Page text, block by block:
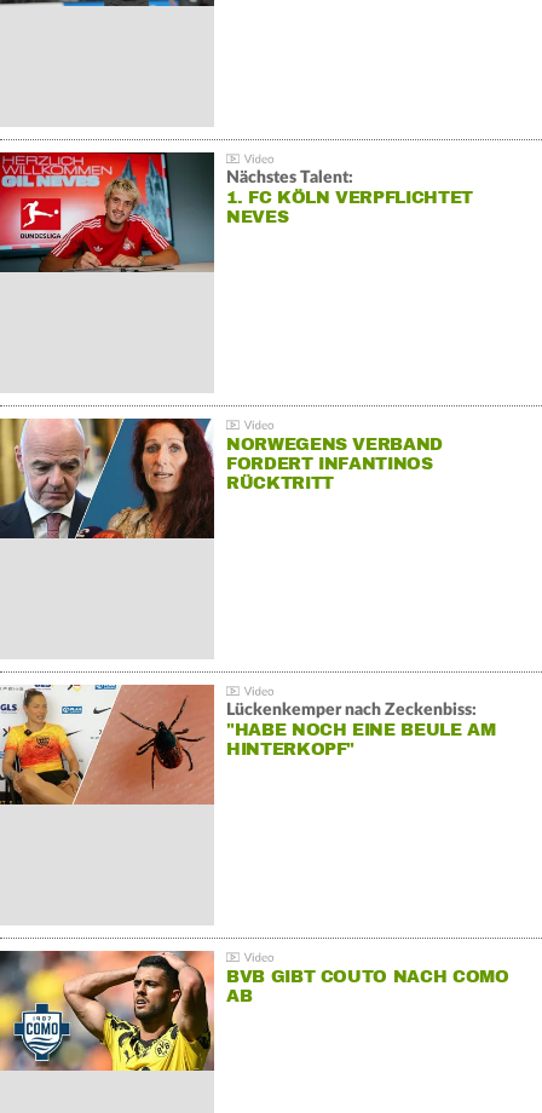
Nächstes Talent:
1. FC KÖLN VERPFLICHTET
NEVES
NORWEGENS VERBAND
FORDERT INFANTINOS
RÜCKTRITT
Lückenkemper nach Zeckenbiss:
"HABE NOCH EINE BEULE AM
HINTERKOPF"
BVB GIBT COUTO NACH COMO
AB